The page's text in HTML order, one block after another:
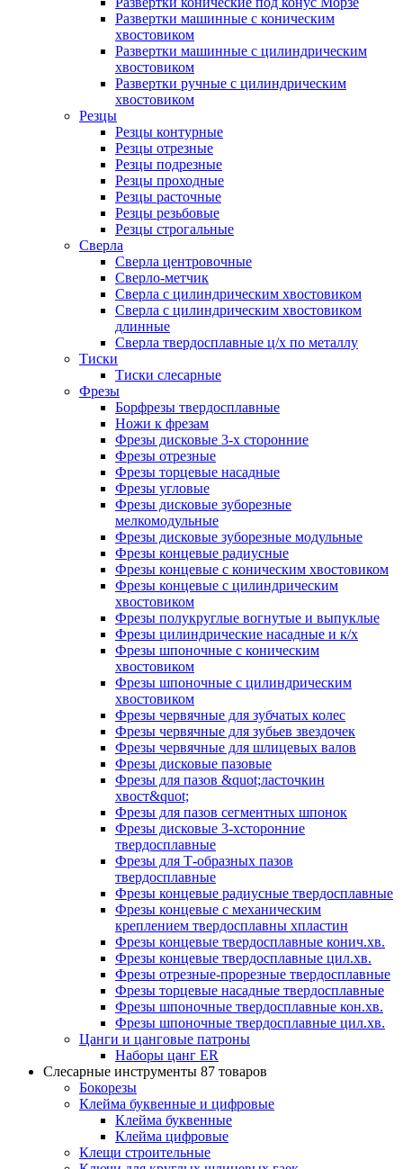
Развертки машинные с коническим
хвостовиком
Развертки машинные с цилиндрическим
хвостовиком
Развертки ручные с цилиндрическим
хвостовиком
Резцы
Резцы контурные
Резцы отрезные
Резцы подрезные
Резцы проходные
Резцы расточные
Резцы резьбовые
Резцы строгальные
Сверла
Сверла центровочные
Сверло-метчик
Сверла с цилиндрическим хвостовиком
Сверла с цилиндрическим хвостовиком
длинные
Сверла твердосплавные ц/х по металлу
Тиски
Тиски слесарные
Фрезы
Борфрезы твердосплавные
Ножи к фрезам
Фрезы дисковые 3-х сторонние
Фрезы отрезные
Фрезы торцевые насадные
Фрезы угловые
Фрезы дисковые зуборезные
мелкомодульные
Фрезы дисковые зуборезные модульные
Фрезы концевые радиусные
Фрезы концевые с коническим хвостовиком
Фрезы концевые с цилиндрическим
хвостовиком
Фрезы полукруглые вогнутые и выпуклые
Фрезы цилиндрические насадные и к/х
Фрезы шпоночные с коническим
хвостовиком
Фрезы шпоночные с цилиндрическим
хвостовиком
Фрезы червячные для зубчатых колес
Фрезы червячные для зубьев звездочек
Фрезы червячные для шлицевых валов
Фрезы дисковые пазовые
Фрезы для пазов &quot;ласточкин
хвост&quot;
Фрезы для пазов сегментных шпонок
Фрезы дисковые 3-хсторонние
твердосплавные
Фрезы для Т-образных пазов
твердосплавные
Фрезы концевые радиусные твердосплавные
Фрезы концевые с механическим
креплением твердосплавны хпластин
Фрезы концевые твердосплавные конич.хв.
Фрезы концевые твердосплавные цил.хв.
Фрезы отрезные-прорезные твердосплавные
Фрезы торцевые насадные твердосплавные
Фрезы шпоночные твердосплавные кон.хв.
Фрезы шпоночные твердосплавные цил.хв.
Цанги и цанговые патроны
Наборы цанг ER
Слесарные инструменты 87 товаров
Бокорезы
Клейма буквенные и цифровые
Клейма буквенные
Клейма цифровые
Клещи строительные